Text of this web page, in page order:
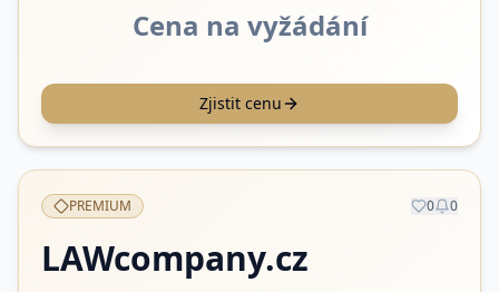
Cena na vyžádání
Zjistit cenu
PREMIUM 0 0
LAWcompany.cz